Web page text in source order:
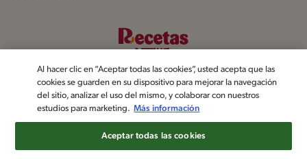
Al hacer clic en “Aceptar todas las cookies”, usted acepta que las
cookies se guarden en su dispositivo para mejorar la navegación
del sitio, analizar el uso del mismo, y colaborar con nuestros
estudios para marketing. Más información
Aceptar todas las cookies